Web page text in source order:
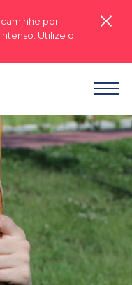
caminhe por
Utilize o

